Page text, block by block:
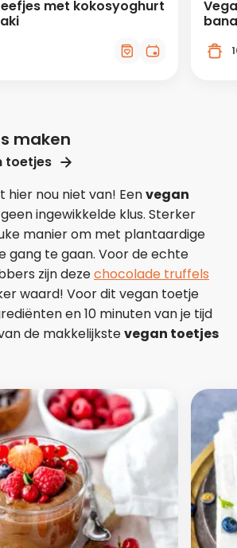
met kokosyoghurt
maken
toetjes
hier nou niet van! Eenvegan
ingewikkelde klus. Sterker
manier om met plantaardige
gang te gaan. Voor de echte
zijn dezechocolade truffels
waard! Voor dit vegan toetje
en 10 minuten van je tijd
de makkelijkstevegan toetjes